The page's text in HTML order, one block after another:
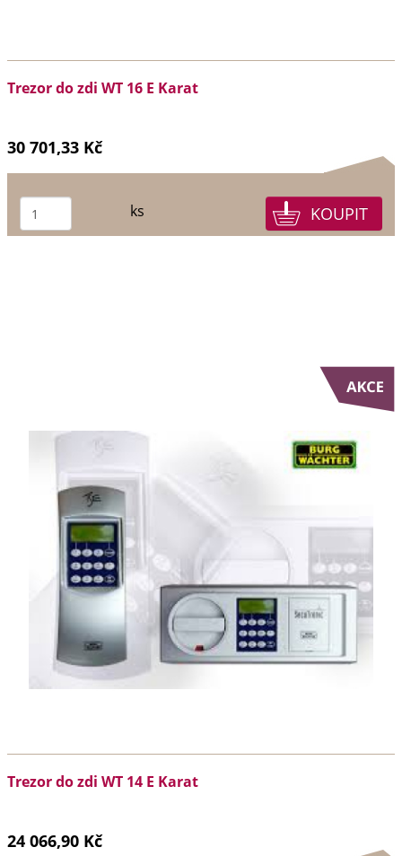
Trezor do zdi WT 16 E Karat
30 701,33 Kč
ks
Trezor do zdi WT 14 E Karat
24 066,90 Kč